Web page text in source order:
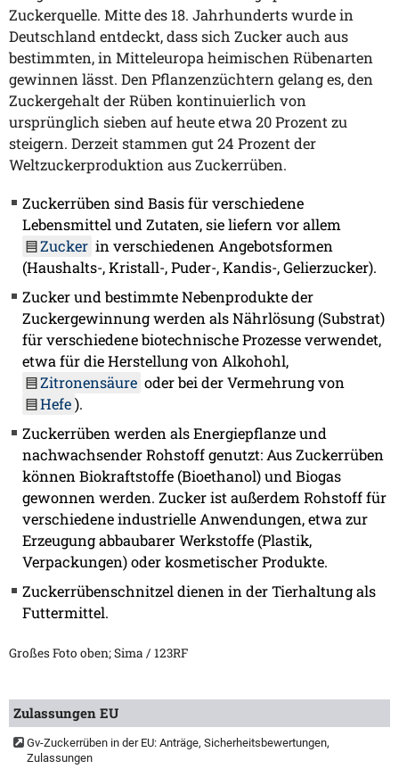
Zuckerquelle. Mitte des 18. Jahrhunderts wurde in
Deutschland entdeckt, dass sich Zucker auch aus
bestimmten, in Mitteleuropa heimischen Rübenarten
gewinnen lässt. Den Pflanzenzüchtern gelang es, den
Zuckergehalt der Rüben kontinuierlich von
ursprünglich sieben auf heute etwa 20 Prozent zu
steigern. Derzeit stammen gut 24 Prozent der
Weltzuckerproduktion aus Zuckerrüben.
Zuckerrüben sind Basis für verschiedene
Lebensmittel und Zutaten, sie liefern vor allem
Zucker in verschiedenen Angebotsformen
(Haushalts-, Kristall-, Puder-, Kandis-, Gelierzucker).
Zucker und bestimmte Nebenprodukte der
Zuckergewinnung werden als Nährlösung (Substrat)
für verschiedene biotechnische Prozesse verwendet,
etwa für die Herstellung von Alkohohl,
Zitronensäure oder bei der Vermehrung von
Hefe).
Zuckerrüben werden als Energiepflanze und
nachwachsender Rohstoff genutzt: Aus Zuckerrüben
können Biokraftstoffe (Bioethanol) und Biogas
gewonnen werden. Zucker ist außerdem Rohstoff für
verschiedene industrielle Anwendungen, etwa zur
Erzeugung abbaubarer Werkstoffe (Plastik,
Verpackungen) oder kosmetischer Produkte.
Zuckerrübenschnitzel dienen in der Tierhaltung als
Futtermittel.
Großes Foto oben; Sima / 123RF
Zulassungen EU
Gv-Zuckerrüben in der EU: Anträge, Sicherheitsbewertungen,
Zulassungen